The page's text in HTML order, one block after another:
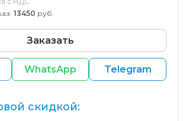
13450 руб.
Заказать
WhatsApp Telegram
скидкой: